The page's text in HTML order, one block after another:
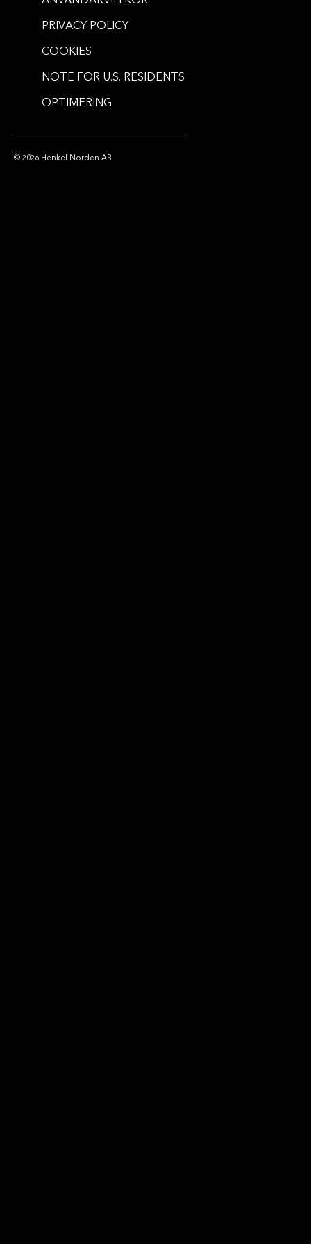
PRIVACY POLICY
COOKIES
NOTE FOR U.S. RESIDENTS
OPTIMERING
© 2026 Henkel Norden AB